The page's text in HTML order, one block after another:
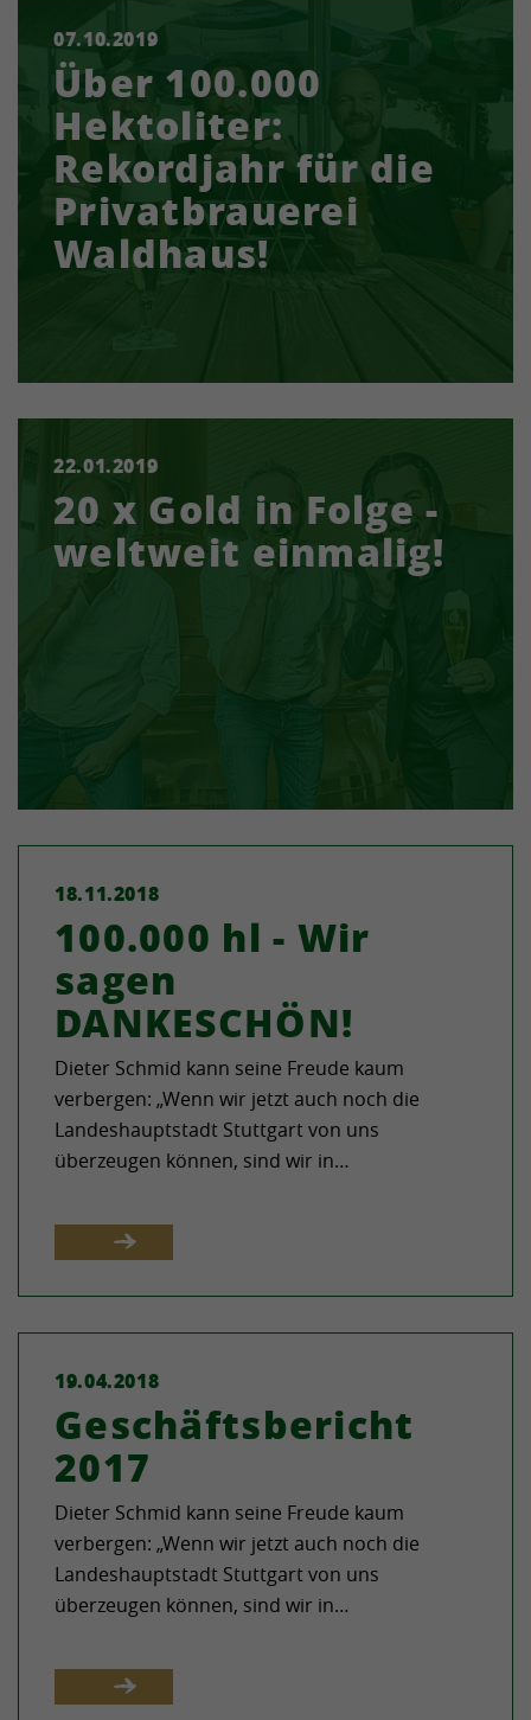
07.10.2019
Über 100.000
Hektoliter:
Rekordjahr für die
Privatbrauerei
Waldhaus!
Die Privatbrauerei Waldhaus wuchs auch im
vergangenen Braujahr erneut deutlich über
dem Marktniveau und steigerte den Ausstoß
22.01.2019
20 x Gold in Folge -
weltweit einmalig!
In Waldhaus werden die Bierspezialitäten seit
über 180 Jahren mit sehr viel Leidenschaft und
Liebe eingebraut. Die Schwarzwälder
Biermanufaktur ist…
18.11.2018
100.000 hl - Wir
sagen
DANKESCHÖN!
Dieter Schmid kann seine Freude kaum
verbergen: „Wenn wir jetzt auch noch die
Landeshauptstadt Stuttgart von uns
überzeugen können, sind wir in…
19.04.2018
Geschäftsbericht
2017
Dieter Schmid kann seine Freude kaum
verbergen: „Wenn wir jetzt auch noch die
Landeshauptstadt Stuttgart von uns
überzeugen können, sind wir in…